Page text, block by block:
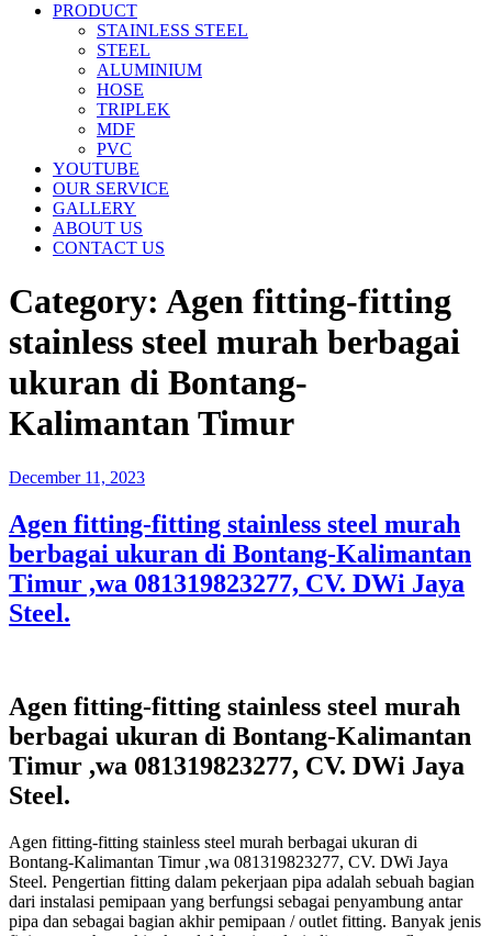
PRODUCT
STAINLESS STEEL
STEEL
ALUMINIUM
HOSE
TRIPLEK
MDF
PVC
YOUTUBE
OUR SERVICE
GALLERY
ABOUT US
CONTACT US
Category: Agen fitting-fitting
stainless steel murah berbagai
ukuran di Bontang-
Kalimantan Timur
Posted
December 11, 2023
Agen fitting-fitting stainless steel murah
berbagai ukuran di Bontang-Kalimantan
Timur ,wa 081319823277, CV. DWi Jaya
Steel.
Agen fitting-fitting stainless steel murah
berbagai ukuran di Bontang-Kalimantan
Timur ,wa 081319823277, CV. DWi Jaya
Steel.
Agen fitting-fitting stainless steel murah berbagai ukuran di
Bontang-Kalimantan Timur ,wa 081319823277, CV. DWi Jaya
Steel. Pengertian fitting dalam pekerjaan pipa adalah sebuah bagian
dari instalasi pemipaan yang berfungsi sebagai penyambung antar
pipa dan sebagai bagian akhir pemipaan / outlet fitting. Banyak jenis